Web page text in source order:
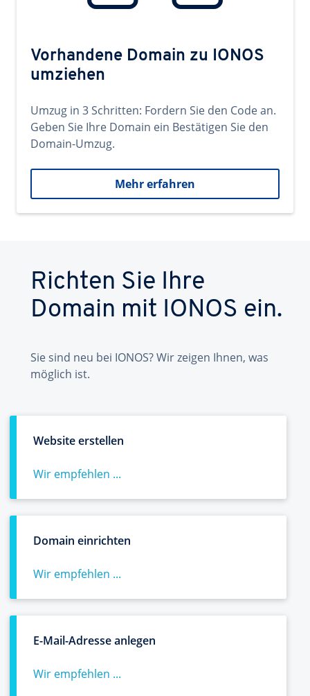
Vorhandene Domain zu IONOS
umziehen
Umzug in 3 Schritten: Fordern Sie den Code an.
Geben Sie Ihre Domain ein Bestätigen Sie den
Domain-Umzug.
Mehr erfahren
Richten Sie Ihre
Domain mit IONOS ein.
Sie sind neu bei IONOS? Wir zeigen Ihnen, was
möglich ist.
Website erstellen
Wir empfehlen ...
Domain einrichten
Wir empfehlen ...
E-Mail-Adresse anlegen
Wir empfehlen ...